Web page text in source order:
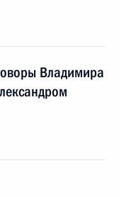
Владимира